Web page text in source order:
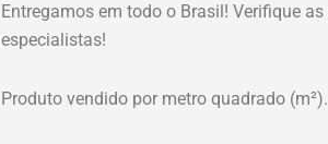
Entregamos em todo o Brasil! Verifique
especialistas!
Produto vendido por metro quadrado (m²).